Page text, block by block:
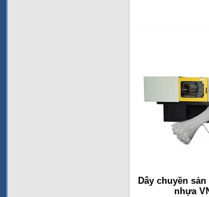
Dây chuyền
nhựa